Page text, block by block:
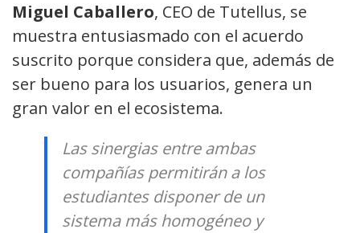
Miguel Caballero, CEO de Tutellus, se
muestra entusiasmado con el acuerdo
suscrito porque considera que, además de
ser bueno para los usuarios, genera un
gran valor en el ecosistema.
Las sinergias entre ambas
compañías permitirán a los
estudiantes disponer de un
sistema más homogéneo y